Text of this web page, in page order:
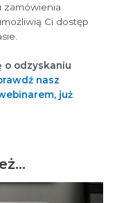
zamówienia
Ci dostęp
o odzyskaniu
nasz
już